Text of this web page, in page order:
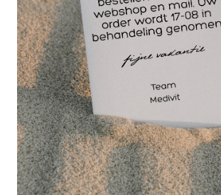
Wellicht ook